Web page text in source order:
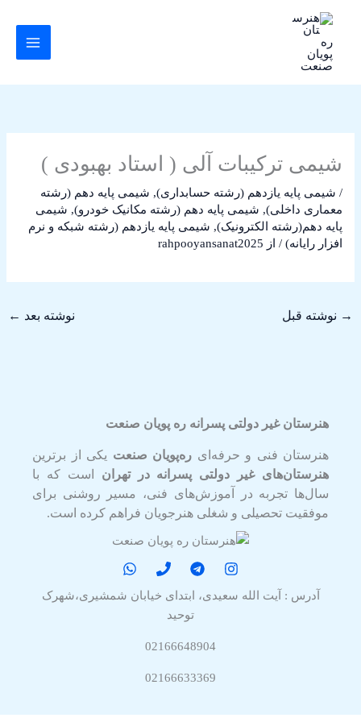
شیمی ترکیبات آلی ( استاد بهبودی )
/ شیمی پایه یازدهم (رشته حسابداری), شیمی پایه دهم (رشته
معماری داخلی), شیمی پایه دهم (رشته مکانیک خودرو), شیمی
پایه دهم(رشته الکترونیک), شیمی پایه یازدهم (رشته شبکه و نرم
افزار رایانه) / از rahpooyansanat2025
→ نوشته قبل نوشته بعد ←
هنرستان غیر دولتی پسرانه ره پویان صنعت
هنرستان فنی و حرفه‌ای ره‌پویان صنعت یکی از برترین
هنرستان‌های غیر دولتی پسرانه در تهران است که با
سال‌ها تجربه در آموزش‌های فنی، مسیر روشنی برای
موفقیت تحصیلی و شغلی هنرجویان فراهم کرده است.
آدرس : آیت الله سعیدی، ابتدای خیابان شمشیری،شهرک
توحید
02166648904
02166633369